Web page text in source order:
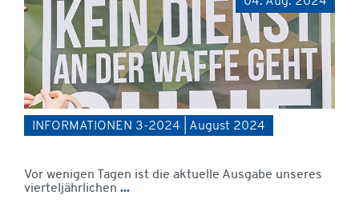
INFORMATIONEN 3-2024 | August 2024
Vor wenigen Tagen ist die aktuelle Ausgabe unseres
vierteljährlichen ...